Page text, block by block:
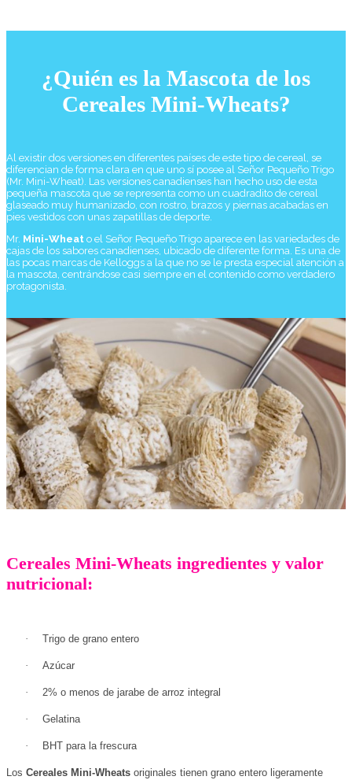
¿Quién es la Mascota de los
Cereales Mini-Wheats?
Al existir dos versiones en diferentes países de este tipo de cereal, se
diferencian de forma clara en que uno sí posee al Señor Pequeño Trigo
(Mr. Mini-Wheat). Las versiones canadienses han hecho uso de esta
pequeña mascota que se representa como un cuadradito de cereal
glaseado muy humanizado, con rostro, brazos y piernas acabadas en
pies vestidos con unas zapatillas de deporte.
Mr. Mini-Wheat o el Señor Pequeño Trigo aparece en las variedades de
cajas de los sabores canadienses, ubicado de diferente forma. Es una de
las pocas marcas de Kelloggs a la que no se le presta especial atención a
la mascota, centrándose casi siempre en el contenido como verdadero
protagonista.
Cereales Mini-Wheats ingredientes y valor
nutricional:
· Trigo de grano entero
· Azúcar
· 2% o menos de jarabe de arroz integral
· Gelatina
· BHT para la frescura
Los Cereales Mini-Wheats originales tienen grano entero ligeramente